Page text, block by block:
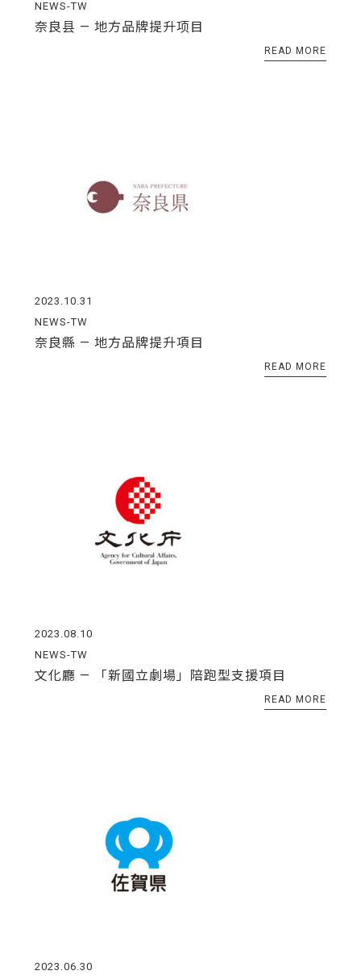
NEWS-TW
奈良县 — 地方品牌提升项目
READ MORE
2023.10.31
NEWS-TW
奈良縣 — 地方品牌提升項目
READ MORE
2023.08.10
NEWS-TW
文化廳 — 「新國立劇場」陪跑型支援項目
READ MORE
2023.06.30